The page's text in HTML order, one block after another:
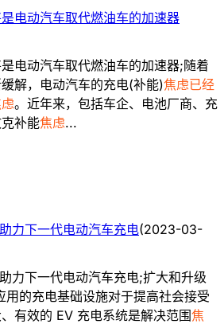
电动汽车取代燃油车的加速器
电动汽车取代燃油车的加速器;随着
解，电动汽车的充电(补能)焦虑已经
。近年来，包括车企、电池厂商、充
补能焦虑...
力下一代电动汽车充电(2023-03-
力下一代电动汽车充电;扩大和升级
用的充电基础设施对于提高社会接受
有效的 EV 充电系统是解决范围焦